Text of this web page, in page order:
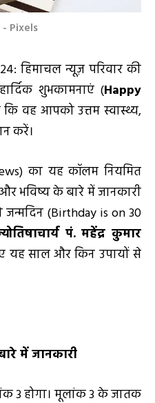
- Pixels
हिमाचल न्यूज़ परिवार की
शुभकामनाएं (Happy
है कि वह आपको उत्तम स्वास्थ्य,
करें।
का यह कॉलम नियमित
भविष्य के बारे में जानकारी
जन्मदिन (Birthday is on 30
पं. महेंद्र कुमार
साल और किन उपायों से
में जानकारी
3 होगा। मूलांक 3 के जातक